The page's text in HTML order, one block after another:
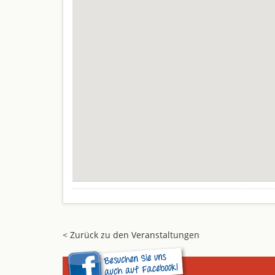
< Zurück zu den Veranstaltungen